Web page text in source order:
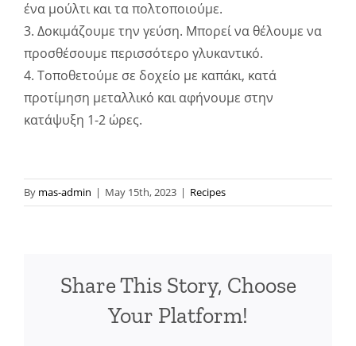
ένα μούλτι και τα πολτοποιούμε.
3. Δοκιμάζουμε την γεύση. Μπορεί να θέλουμε να
προσθέσουμε περισσότερο γλυκαντικό.
4. Τοποθετούμε σε δοχείο με καπάκι, κατά
προτίμηση μεταλλικό και αφήνουμε στην
κατάψυξη 1-2 ώρες.
By mas-admin | May 15th, 2023 | Recipes
Share This Story, Choose
Your Platform!